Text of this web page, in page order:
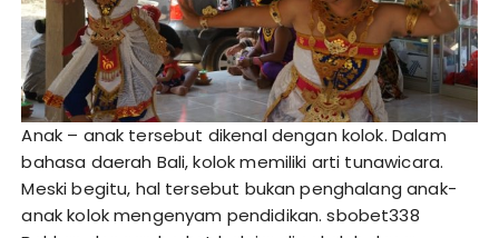
Anak – anak tersebut dikenal dengan kolok. Dalam
bahasa daerah Bali, kolok memiliki arti tunawicara.
Meski begitu, hal tersebut bukan penghalang anak-
anak kolok mengenyam pendidikan.sbobet338